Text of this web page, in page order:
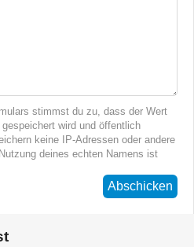
stimmst du zu, dass der Wert
wird und öffentlich
keine IP-Adressen oder andere
deines echten Namens ist
Abschicken